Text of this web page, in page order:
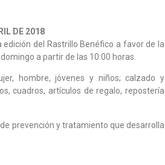
DE 2018
del Rastrillo Benéfico a favor de la
a partir de las 10:00 horas.
hombre, jóvenes y niños; calzado y
cuadros, artículos de regalo, repostería
prevención y tratamiento que desarrolla